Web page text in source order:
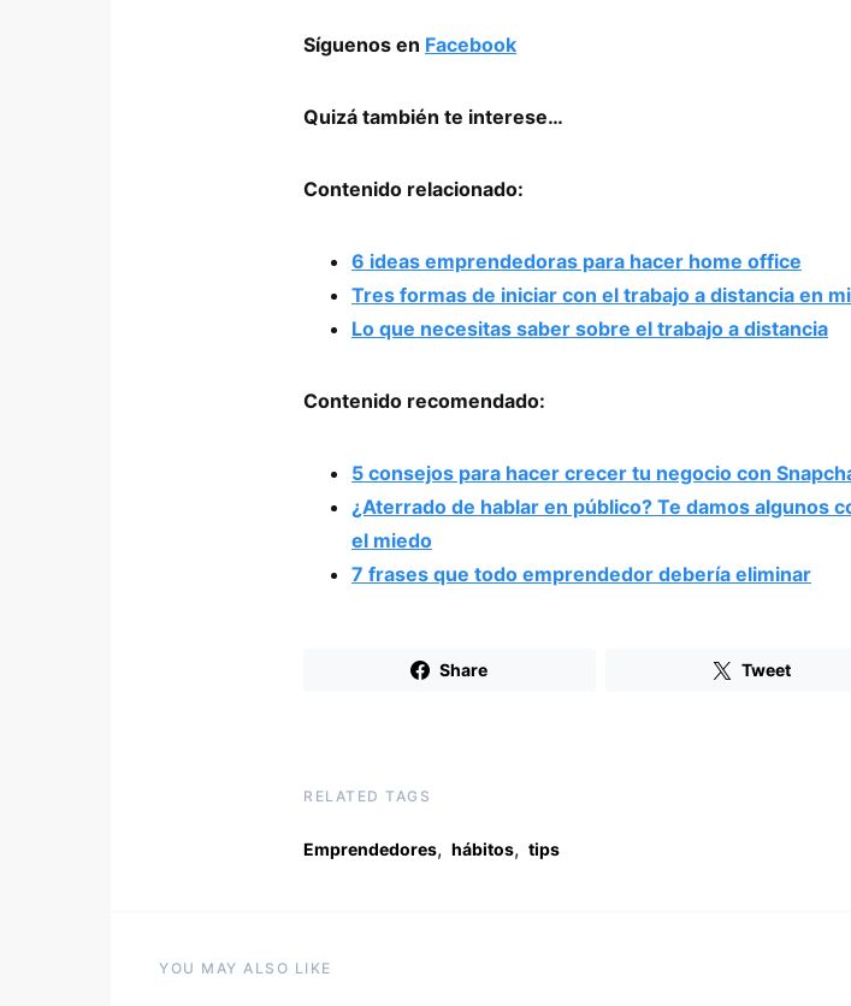
Síguenos en Facebook
Quizá también te interese…
Contenido relacionado:
6 ideas emprendedoras para hacer home office
Tres formas de iniciar con el trabajo a distancia en
Lo que necesitas saber sobre el trabajo a distancia
Contenido recomendado:
5 consejos para hacer crecer tu negocio con
¿Aterrado de hablar en público? Te damos algunos
el miedo
7 frases que todo emprendedor debería eliminar
Share Tweet
RELATED TAGS
Emprendedores, hábitos, tips
YOU MAY ALSO LIKE